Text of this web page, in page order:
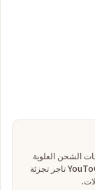
الشحن العلوية
إلى الحساب أو معرّف اللاعب أو الهاتف الذي تدخله. YouToGame تاجر تجزئة